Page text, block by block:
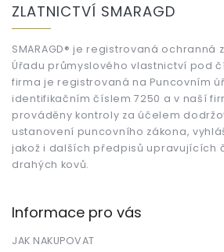
s
ZLATNICTVÍ SMARAGD
SMARAGD® je registrovaná ochranná
Úřadu průmyslového vlastnictví pod
firma je registrovaná na Puncovním
identifikačním číslem 7250 a v naší
prováděny kontroly za účelem
ustanovení puncovního zákona,
jakož i dalších předpisů upravujících
drahých kovů.
Informace pro vás
JAK NAKUPOVAT